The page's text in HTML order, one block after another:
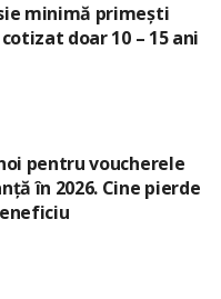
minimă primești
doar 10 – 15 ani
pentru voucherele
în 2026. Cine pierde